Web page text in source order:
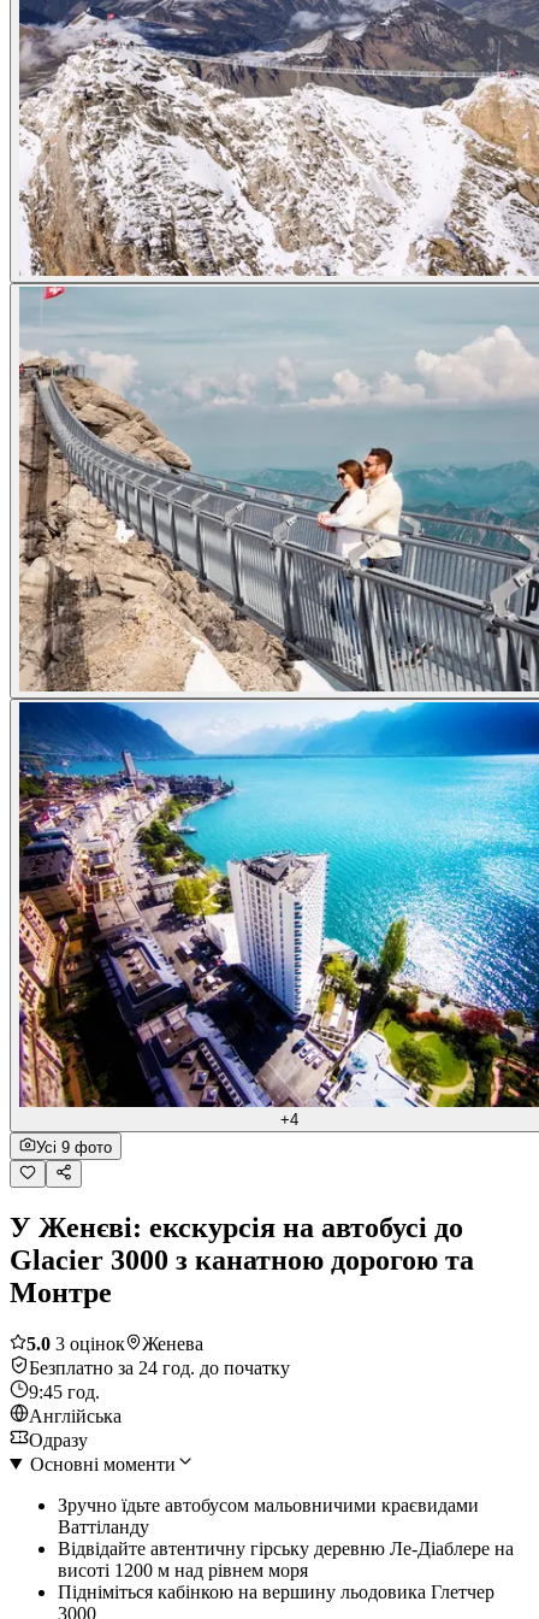
+4
Усі 9 фото
У Женєві: екскурсія на автобусі до
Glacier 3000 з канатною дорогою та
Монтре
5.0 3 оцінок
Женева
Безплатно за 24 год. до початку
9:45 год.
Англійська
Одразу
Основні моменти
Зручно їдьте автобусом мальовничими краєвидами
Ваттіланду
Відвідайте автентичну гірську деревню Ле-Діаблере на
висоті 1200 м над рівнем моря
Підніміться кабінкою на вершину льодовика Глетчер
3000